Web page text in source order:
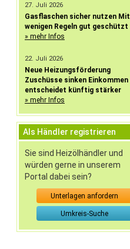
27. Juli 2026
Gasflaschen sicher nutzen Mit
wenigen Regeln gut geschützt
» mehr Infos
22. Juli 2026
Neue Heizungsförderung
Zuschüsse sinken Einkommen
entscheidet künftig stärker
» mehr Infos
Als Händler registrieren
Sie sind Heizölhändler und
würden gerne in unserem
Portal dabei sein?
Unterlagen anfordern
Umkreis-Suche